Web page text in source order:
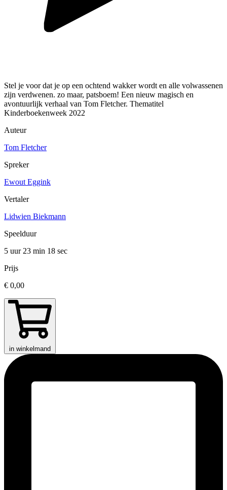
Stel je voor dat je op een ochtend wakker wordt en alle volwassenen
zijn verdwenen. zo maar, patsboem! Een nieuw magisch en
avontuurlijk verhaal van Tom Fletcher. Thematitel
Kinderboekenweek 2022
Auteur
Tom Fletcher
Spreker
Ewout Eggink
Vertaler
Lidwien Biekmann
Speelduur
5 uur 23 min 18 sec
Prijs
€ 0,00
in winkelmand